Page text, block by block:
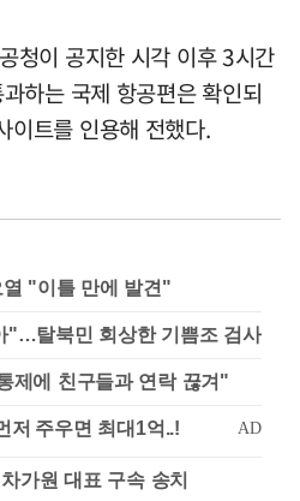
청이 공지한 시각 이후 3시간
하는 국제 항공편은 확인되
이트를 인용해 전했다.
열 "이틀 만에 발견"
"…탈북민 회상한 기쁨조 검사
제에 친구들과 연락 끊겨"
가원 대표 구속 송치